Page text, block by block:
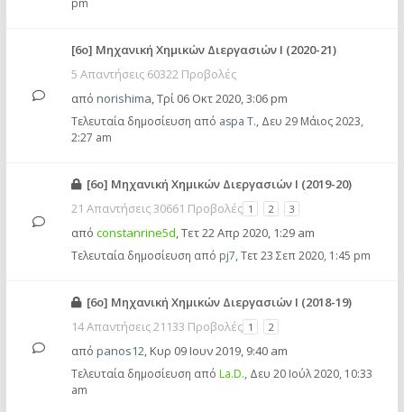
pm
[6ο] Μηχανική Χημικών Διεργασιών Ι (2020-21)
5 Απαντήσεις 60322 Προβολές
από norishima,Τρί 06 Οκτ 2020, 3:06 pm
Τελευταία δημοσίευση από aspa T., Δευ 29 Μάιος 2023,
2:27 am
[6ο] Μηχανική Χημικών Διεργασιών Ι (2019-20)
21 Απαντήσεις 30661 Προβολές 1 2 3
από constanrine5d,Τετ 22 Απρ 2020, 1:29 am
Τελευταία δημοσίευση από pj7, Τετ 23 Σεπ 2020, 1:45 pm
[6ο] Μηχανική Χημικών Διεργασιών Ι (2018-19)
14 Απαντήσεις 21133 Προβολές 1 2
από panos12, Κυρ 09 Ιουν 2019, 9:40 am
Τελευταία δημοσίευση από La.D., Δευ 20 Ιούλ 2020, 10:33
am